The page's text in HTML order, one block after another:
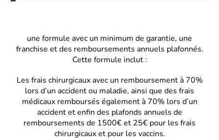
une formule avec un minimum de garantie, une
franchise et des remboursements annuels plafonnés.
Cette formule inclut :
Les frais chirurgicaux avec un remboursement à 70%
lors d’un accident ou maladie, ainsi que des frais
médicaux remboursés également à 70% lors d’un
accident et enfin des plafonds annuels de
remboursements de 1500€ et 25€ pour les frais
chirurgicaux et pour les vaccins.